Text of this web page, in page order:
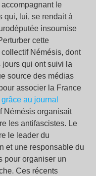
le
qui, lui, se rendait à
insoumise
cette
Némésis, dont
jours qui ont suivi la
source des médias
associer la France
au journal
Némésis organisait
les antifascistes. Le
le leader du
et une responsable du
pour organiser un
Ces récents